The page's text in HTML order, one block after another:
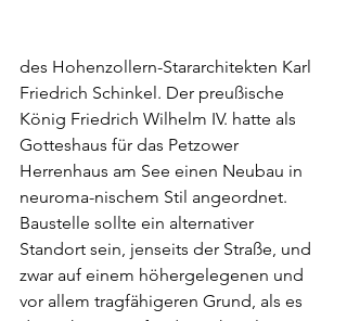
des Hohenzollern-Stararchitekten Karl
Friedrich Schinkel. Der preußische
König Friedrich Wilhelm IV. hatte als
Gotteshaus für das Petzower
Herrenhaus am See einen Neubau in
neuroma-nischem Stil angeordnet.
Baustelle sollte ein alternativer
Standort sein, jenseits der Straße, und
zwar auf einem höhergelegenen und
vor allem tragfähigeren Grund, als es